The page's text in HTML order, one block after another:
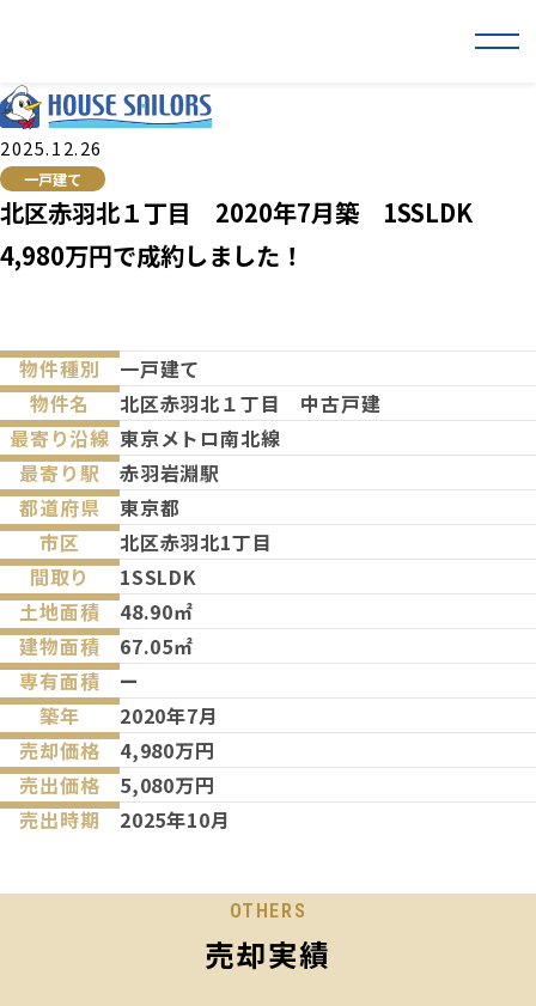
北区赤羽北１丁目 2020年7月築 1SSLDK
4,980万円で成約しました！
2025.12.26
一戸建て
物件種別
一戸建て
物件名
北区赤羽北１丁目 中古戸建
最寄り沿線 東京メトロ南北線
最寄り駅
赤羽岩淵駅
都道府県
東京都
市区
北区赤羽北1丁目
間取り
1SSLDK
土地面積
48.90㎡
建物面積
67.05㎡
専有面積
ー
築年
2020年7月
売却価格
4,980万円
売出価格
5,080万円
売出時期
2025年10月
OTHERS
売却実績